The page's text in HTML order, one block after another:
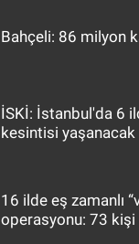
Bahçeli: 86 milyon
İSKİ: İstanbul'da 6
kesintisi yaşanacak
16 ilde eş zamanlı
operasyonu: 73 kişi